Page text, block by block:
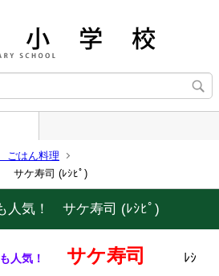
はん料理
サケ寿司 (ﾚｼﾋﾟ)
人気！ サケ寿司 (ﾚｼﾋﾟ)
も人気！ サケ寿司 ﾚｼ